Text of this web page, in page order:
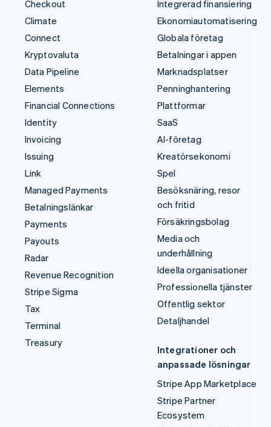
Checkout
Climate
Connect
Kryptovaluta
Data Pipeline
Elements
Financial Connections
Identity
Invoicing
Issuing
Link
Managed Payments
Betalningslänkar
Payments
Payouts
Radar
Revenue Recognition
Stripe Sigma
Tax
Terminal
Treasury
Integrerad finansiering
Ekonomiautomatisering
Globala företag
Betalningar i appen
Marknadsplatser
Penninghantering
Plattformar
SaaS
AI-företag
Kreatörsekonomi
Spel
Besöksnäring, resor
och fritid
Försäkringsbolag
Media och
underhållning
Ideella organisationer
Professionella tjänster
Offentlig sektor
Detaljhandel
Integrationer och
anpassade lösningar
Stripe App Marketplace
Stripe Partner
Ecosystem